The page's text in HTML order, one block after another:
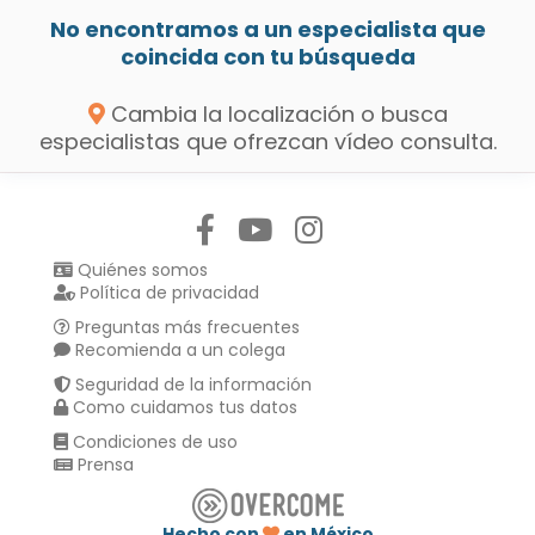
No encontramos a un especialista que
coincida con tu búsqueda
Cambia la localización o busca
especialistas que ofrezcan vídeo consulta.
Quiénes somos
Política de privacidad
Preguntas más frecuentes
Recomienda a un colega
Seguridad de la información
Como cuidamos tus datos
Condiciones de uso
Prensa